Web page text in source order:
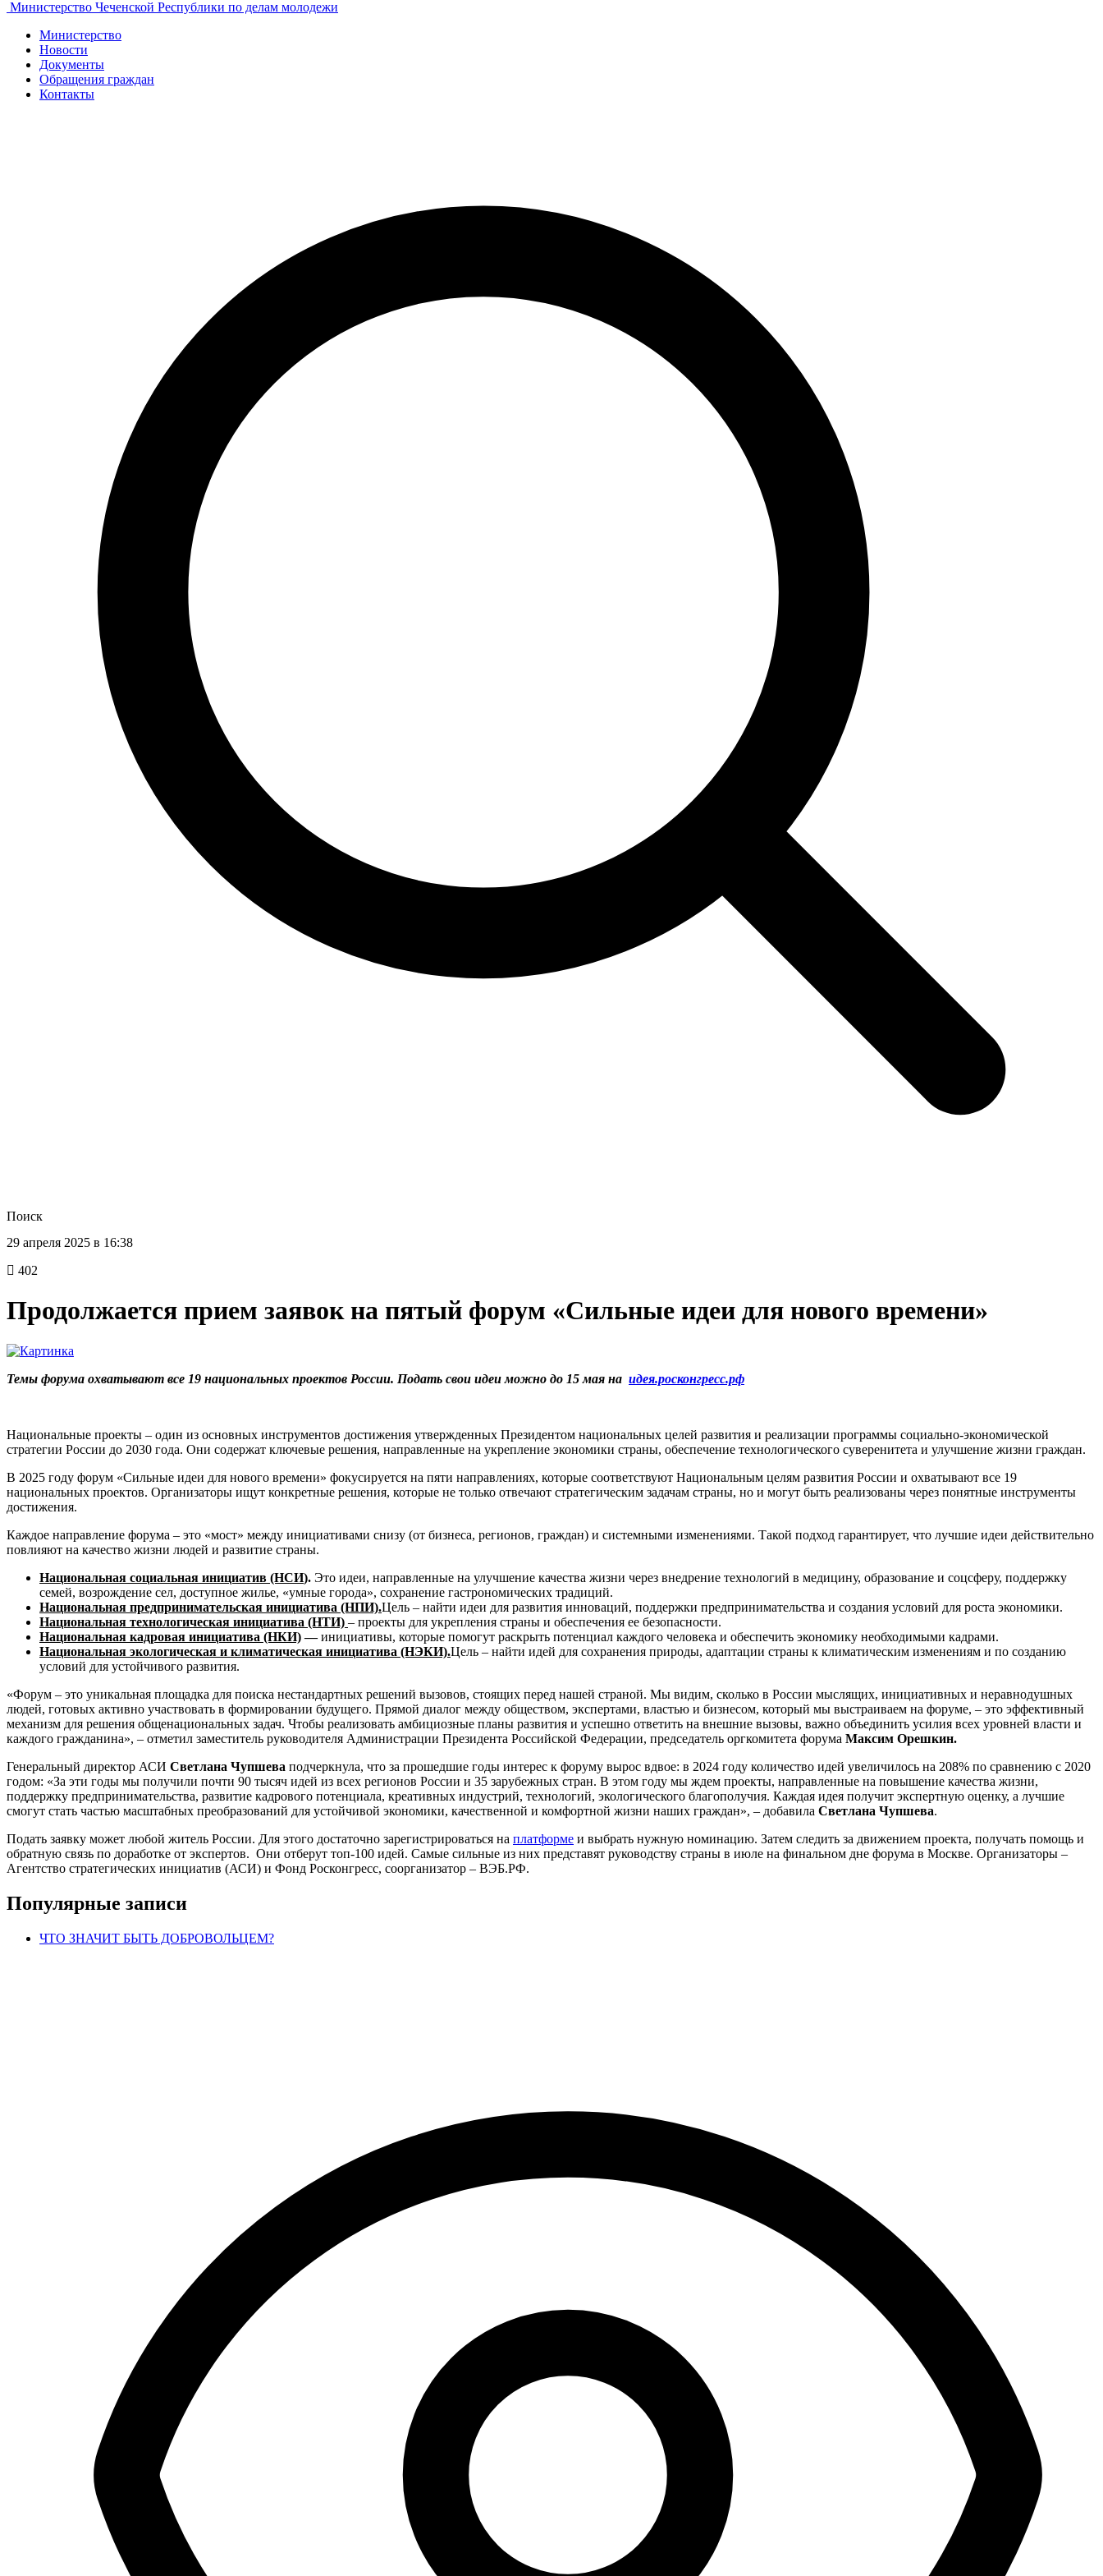
Министерство Чеченской Республики по делам молодежи
Министерство
Новости
Документы
Обращения граждан
Контакты
Поиск
29 апреля 2025 в 16:38
402
Продолжается прием заявок на пятый форум «Сильные идеи для нового времени»
Темы форума охватывают все 19 национальных проектов России. Подать свои идеи можно до 15 мая на идея.росконгресс.рф
Национальные проекты – один из основных инструментов достижения утвержденных Президентом национальных целей развития и реализации программы социально-экономической
стратегии России до 2030 года. Они содержат ключевые решения, направленные на укрепление экономики страны, обеспечение технологического суверенитета и улучшение жизни граждан.
В 2025 году форум «Сильные идеи для нового времени» фокусируется на пяти направлениях, которые соответствуют Национальным целям развития России и охватывают все 19
национальных проектов. Организаторы ищут конкретные решения, которые не только отвечают стратегическим задачам страны, но и могут быть реализованы через понятные инструменты
достижения.
Каждое направление форума – это «мост» между инициативами снизу (от бизнеса, регионов, граждан) и системными изменениями. Такой подход гарантирует, что лучшие идеи действительно
повлияют на качество жизни людей и развитие страны.
Национальная социальная инициатив (НСИ). Это идеи, направленные на улучшение качества жизни через внедрение технологий в медицину, образование и соцсферу, поддержку
семей, возрождение сел, доступное жилье, «умные города», сохранение гастрономических традиций.
Национальная предпринимательская инициатива (НПИ).Цель – найти идеи для развития инноваций, поддержки предпринимательства и создания условий для роста экономики.
Национальная технологическая инициатива (НТИ) – проекты для укрепления страны и обеспечения ее безопасности.
Национальная кадровая инициатива (НКИ)—инициативы, которые помогут раскрыть потенциал каждого человека и обеспечить экономику необходимыми кадрами.
Национальная экологическая и климатическая инициатива (НЭКИ).Цель – найти идей для сохранения природы, адаптации страны к климатическим изменениям и по созданию
условий для устойчивого развития.
«Форум – это уникальная площадка для поиска нестандартных решений вызовов, стоящих перед нашей страной. Мы видим, сколько в России мыслящих, инициативных и неравнодушных
людей, готовых активно участвовать в формировании будущего. Прямой диалог между обществом, экспертами, властью и бизнесом, который мы выстраиваем на форуме, – это эффективный
механизм для решения общенациональных задач. Чтобы реализовать амбициозные планы развития и успешно ответить на внешние вызовы, важно объединить усилия всех уровней власти и
каждого гражданина», – отметил заместитель руководителя Администрации Президента Российской Федерации, председатель оргкомитета форума Максим Орешкин.
Генеральный директор АСИ Светлана Чупшева подчеркнула, что за прошедшие годы интерес к форуму вырос вдвое: в 2024 году количество идей увеличилось на 208% по сравнению с 2020
годом: «За эти годы мы получили почти 90 тысяч идей из всех регионов России и 35 зарубежных стран. В этом году мы ждем проекты, направленные на повышение качества жизни,
поддержку предпринимательства, развитие кадрового потенциала, креативных индустрий, технологий, экологического благополучия. Каждая идея получит экспертную оценку, а лучшие
смогут стать частью масштабных преобразований для устойчивой экономики, качественной и комфортной жизни наших граждан», – добавила Светлана Чупшева.
Подать заявку может любой житель России. Для этого достаточно зарегистрироваться на платформе и выбрать нужную номинацию. Затем следить за движением проекта, получать помощь и
обратную связь по доработке от экспертов. Они отберут топ-100 идей. Самые сильные из них представят руководству страны в июле на финальном дне форума в Москве. Организаторы –
Агентство стратегических инициатив (АСИ) и Фонд Росконгресс, соорганизатор – ВЭБ.РФ.
Популярные записи
ЧТО ЗНАЧИТ БЫТЬ ДОБРОВОЛЬЦЕМ?